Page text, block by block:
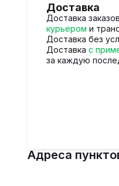
Доставка
Доставка
курьером и
Доставка без
Доставка с
за каждую
Адреса